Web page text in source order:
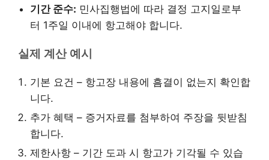
기간 준수: 민사집행법에 따라 결정 고지일로부
터 1주일 이내에 항고해야 합니다.
실제 계산 예시
기본 요건 – 항고장 내용에 흠결이 없는지 확인합
니다.
추가 혜택 – 증거자료를 첨부하여 주장을 뒷받침
합니다.
제한사항 – 기간 도과 시 항고가 기각될 수 있습